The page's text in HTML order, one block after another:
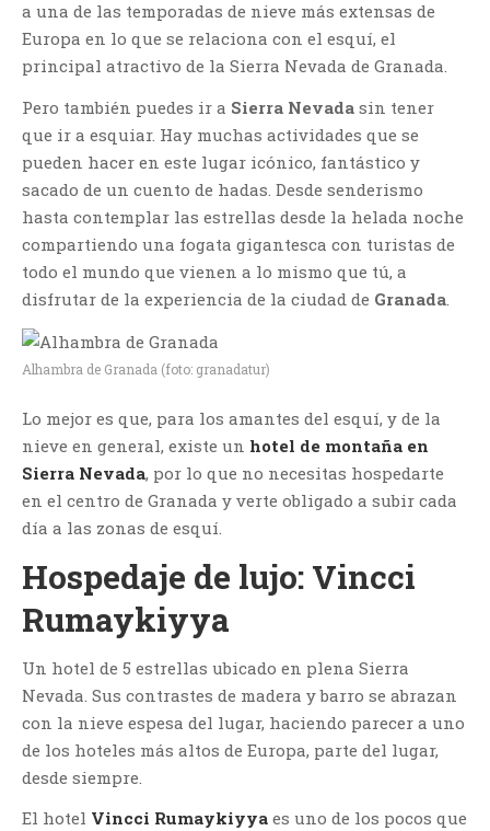
a una de las temporadas de nieve más extensas de
Europa en lo que se relaciona con el esquí, el
principal atractivo de la Sierra Nevada de Granada.
Pero también puedes ir a Sierra Nevada sin tener
que ir a esquiar. Hay muchas actividades que se
pueden hacer en este lugar icónico, fantástico y
sacado de un cuento de hadas. Desde senderismo
hasta contemplar las estrellas desde la helada noche
compartiendo una fogata gigantesca con turistas de
todo el mundo que vienen a lo mismo que tú, a
disfrutar de la experiencia de la ciudad de Granada
Alhambra de Granada (foto: granadatur)
Lo mejor es que, para los amantes del esquí, y de la
nieve en general, existe un hotel de montaña en
Sierra Nevada, por lo que no necesitas hospedarte
en el centro de Granada y verte obligado a subir cada
día a las zonas de esquí.
Hospedaje de lujo: Vincci
Rumaykiyya
Un hotel de 5 estrellas ubicado en plena Sierra
Nevada. Sus contrastes de madera y barro se abrazan
con la nieve espesa del lugar, haciendo parecer a uno
de los hoteles más altos de Europa, parte del lugar,
desde siempre.
El hotel Vincci Rumaykiyya es uno de los pocos que